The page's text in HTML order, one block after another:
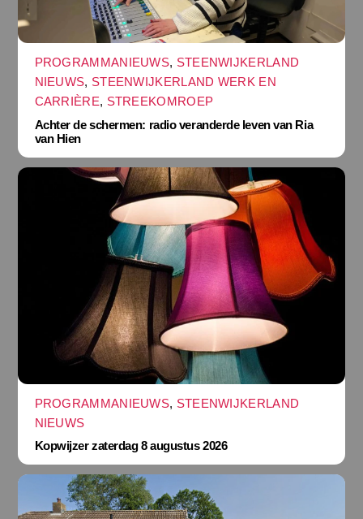
PROGRAMMANIEUWS, STEENWIJKERLAND
NIEUWS, STEENWIJKERLAND WERK EN
CARRIÈRE, STREEKOMROEP
Achter de schermen: radio veranderde leven van Ria
van Hien
PROGRAMMANIEUWS, STEENWIJKERLAND
NIEUWS
Kopwijzer zaterdag 8 augustus 2026